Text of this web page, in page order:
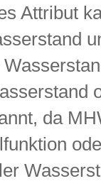
Attribut
da